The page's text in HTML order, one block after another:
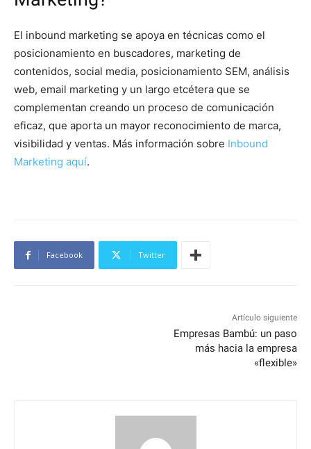
El inbound marketing se apoya en técnicas como el
posicionamiento en buscadores, marketing de
contenidos, social media, posicionamiento SEM, análisis
web, email marketing y un largo etcétera que se
complementan creando un proceso de comunicación
eficaz, que aporta un mayor reconocimiento de marca,
visibilidad y ventas. Más información sobre Inbound
Marketing aquí.
Facebook Twitter
Artículo siguiente
Empresas Bambú: un paso
más hacia la empresa
«flexible»